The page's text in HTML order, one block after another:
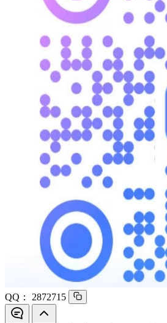
QQ： 2872715